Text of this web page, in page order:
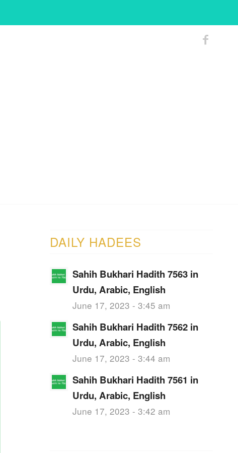
DAILY HADEES
Sahih Bukhari Hadith 7563 in
Urdu, Arabic, English
June 17, 2023 - 3:45 am
Sahih Bukhari Hadith 7562 in
Urdu, Arabic, English
June 17, 2023 - 3:44 am
Sahih Bukhari Hadith 7561 in
Urdu, Arabic, English
June 17, 2023 - 3:42 am